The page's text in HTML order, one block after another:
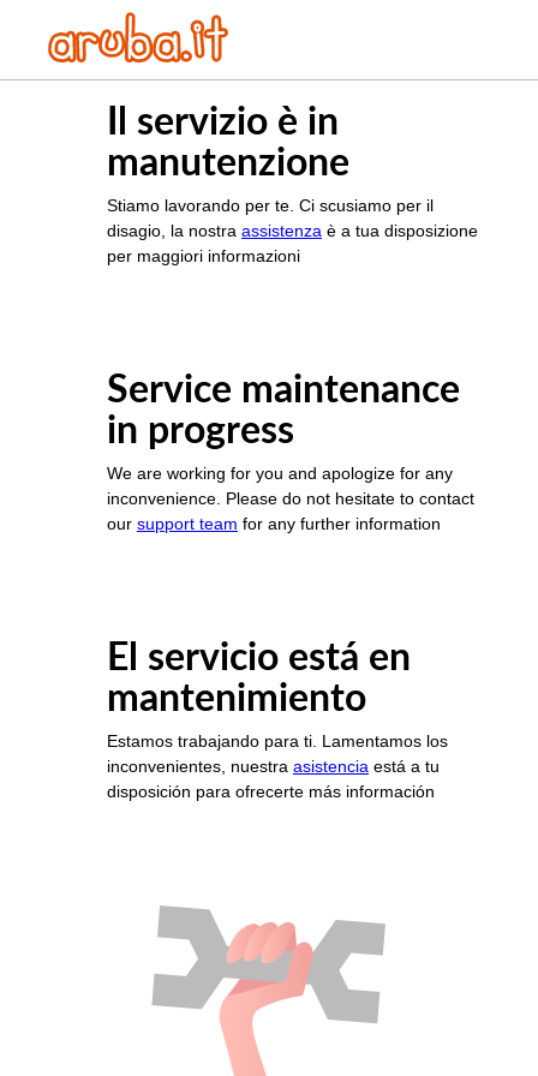
Il servizio è in
manutenzione
Stiamo lavorando per te. Ci scusiamo per il
disagio, la nostra assistenza è a tua disposizione
per maggiori informazioni
Service maintenance
in progress
We are working for you and apologize for any
inconvenience. Please do not hesitate to contact
our support team for any further information
El servicio está en
mantenimiento
Estamos trabajando para ti. Lamentamos los
inconvenientes, nuestra asistencia está a tu
disposición para ofrecerte más información